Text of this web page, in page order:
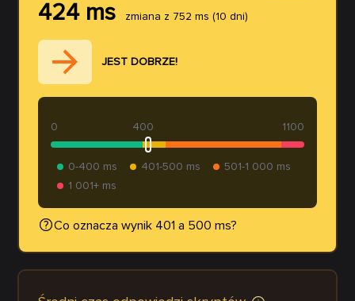
424ms zmiana z 752 ms (10 dni)
JEST DOBRZE!
400
0 1100
0-400 ms 401-500 ms
501-1 000 ms
1 001+ ms
Co oznacza wynik 401 a 500 ms?